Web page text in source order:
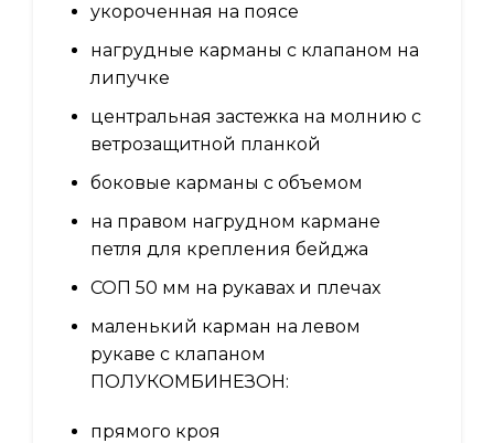
укороченная на поясе
нагрудные карманы с клапаном на
липучке
центральная застежка на молнию с
ветрозащитной планкой
боковые карманы с объемом
на правом нагрудном кармане
петля для крепления бейджа
СОП 50 мм на рукавах и плечах
маленький карман на левом
рукаве с клапаном
ПОЛУКОМБИНЕЗОН:
прямого кроя